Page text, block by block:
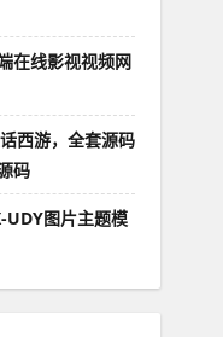
在线影视视频网
西游，全套源码
码
UDY图片主题模